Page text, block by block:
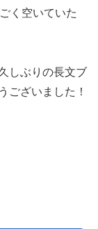
く空いていた
しぶりの長文ブ
ございました！